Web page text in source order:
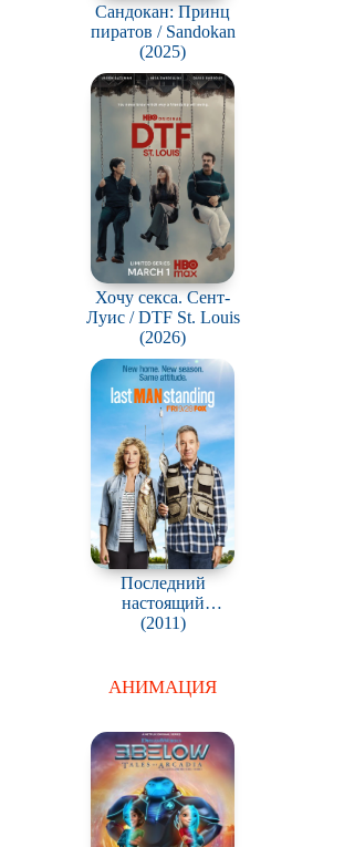
Сандокан: Принц
пиратов / Sandokan
(2025)
Хочу секса. Сент-
Луис / DTF St. Louis
(2026)
Последний
настоящий
мужчина / Last Man
(2011)
АНИМАЦИЯ